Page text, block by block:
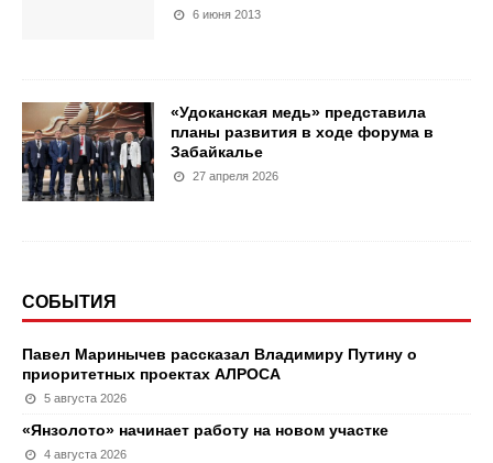
6 июня 2013
«Удоканская медь» представила
планы развития в ходе форума в
Забайкалье
27 апреля 2026
СОБЫТИЯ
Павел Маринычев рассказал Владимиру Путину о
приоритетных проектах АЛРОСА
5 августа 2026
«Янзолото» начинает работу на новом участке
4 августа 2026